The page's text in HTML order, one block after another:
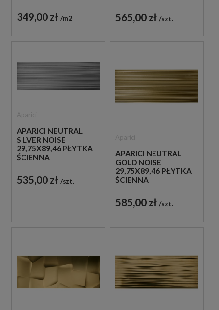
349,00 zł m2 565,00 zł szt.
APARICI NEUTRAL
SILVER NOISE
29,75X89,46 PŁYTKA
ŚCIENNA
535,00 zł szt.
APARICI NEUTRAL
GOLD NOISE
29,75X89,46 PŁYTKA
ŚCIENNA
585,00 zł szt.